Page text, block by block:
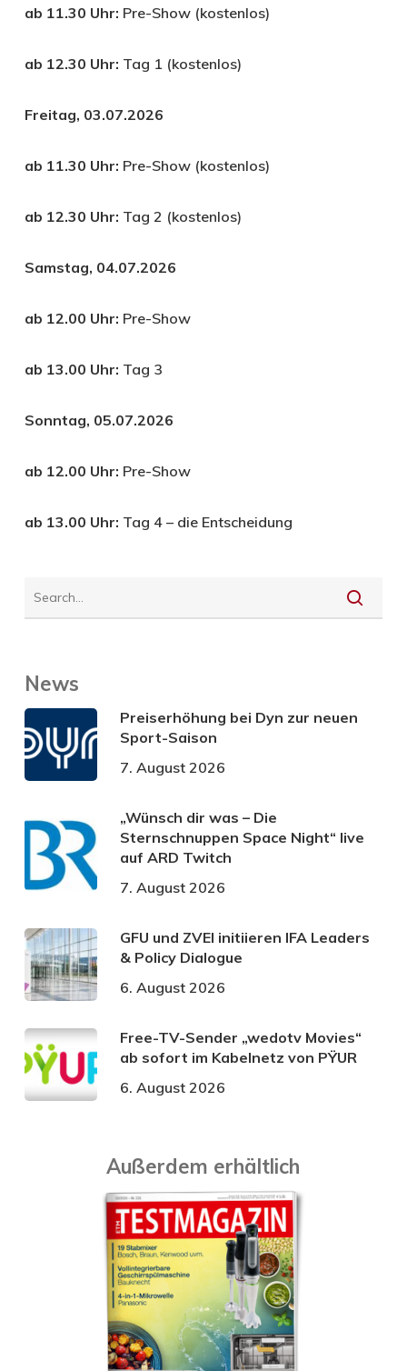
ab 11.30 Uhr: Pre-Show (kostenlos)
ab 12.30 Uhr: Tag 1 (kostenlos)
Freitag, 03.07.2026
ab 11.30 Uhr: Pre-Show (kostenlos)
ab 12.30 Uhr: Tag 2 (kostenlos)
Samstag, 04.07.2026
ab 12.00 Uhr: Pre-Show
ab 13.00 Uhr: Tag 3
Sonntag, 05.07.2026
ab 12.00 Uhr: Pre-Show
ab 13.00 Uhr: Tag 4 – die Entscheidung
News
Preiserhöhung bei Dyn zur neuen
Sport-Saison
7. August 2026
„Wünsch dir was – Die
Sternschnuppen Space Night“ live
auf ARD Twitch
7. August 2026
GFU und ZVEI initiieren IFA Leaders
& Policy Dialogue
6. August 2026
Free-TV-Sender „wedotv Movies“
ab sofort im Kabelnetz von PŸUR
6. August 2026
Außerdem erhältlich